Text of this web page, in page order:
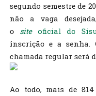
segundo semestre de
não a vaga
o siteoficial do
inscrição e a senha.
chamada regular será
Ao todo, mais de